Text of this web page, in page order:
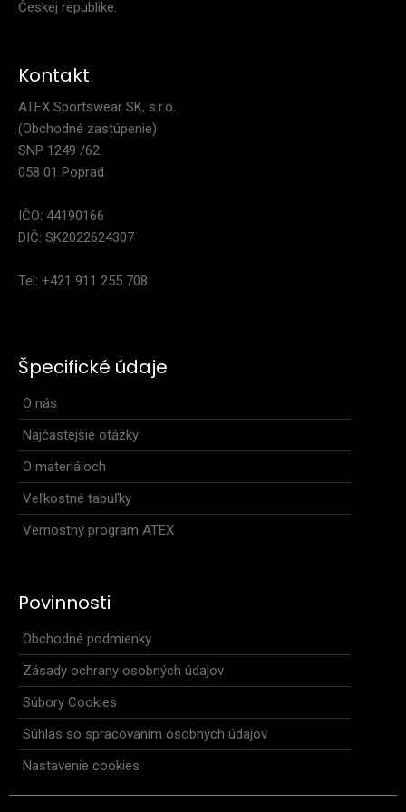
26,90€
Ľahká dvojvrstvová bežecká čiapka s brmbolcom a dvojitým
lemom. Vo vnútornej časti pruh z materiálu ..
Ľahká dvojvrstvová bežecká čiapka s brmbolcom a dvojitým
lemom z materiálu Roubaix. Vo vnútornej čas..
Českej republike.
Kontakt
ATEX Sportswear SK, s.r.o.
(Obchodné zastúpenie)
SNP 1249 /62
058 01 Poprad
IČO: 44190166
DIČ: SK2022624307
Tel: +421 911 255 708
Špecifické údaje
O nás
Najčastejšie otázky
O materiáloch
Veľkostné tabuľky
Vernostný program ATEX
Povinnosti
Obchodné podmienky
Zásady ochrany osobných údajov
Súbory Cookies
Súhlas so spracovaním osobných údajov
Nastavenie cookies